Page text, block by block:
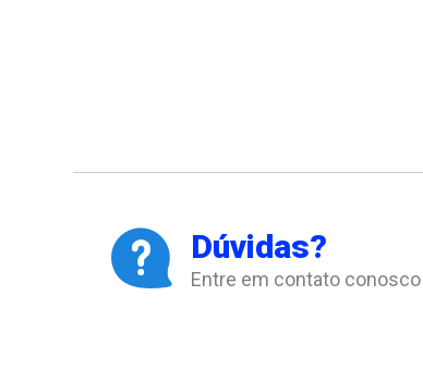
Dúvidas?
Entre em contato conosco